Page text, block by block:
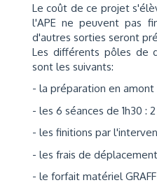
Le coût de ce projet
l'APE ne peuvent pas
d'autres sorties seront
Les différents pôles de
sont les suivants:
- la préparation en amont
- les 6 séances de 1h30 :
- les finitions par
- les frais de
- le forfait matériel GRAFF